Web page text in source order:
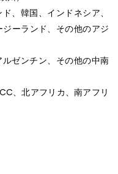
、韓国、インドネシア、
ーランド、その他のアジ
ゼンチン、その他の中南
、北アフリカ、南アフリ